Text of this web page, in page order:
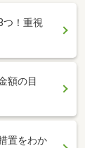
！重視
額の目
置をわか